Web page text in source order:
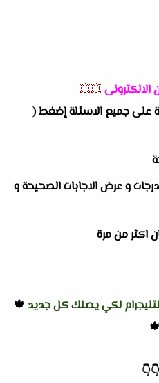
💥💥
على جميع الاسئلة إضغط (
و عرض الاجابات الصحيحة و
اكثر من مرة
لكي يصلك كل جديد 🍁
🍁
👇
👇